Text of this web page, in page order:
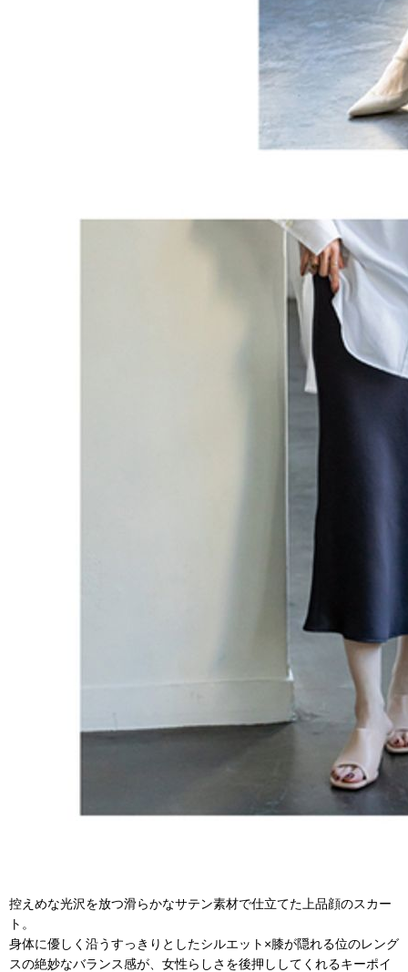
控えめな光沢を放つ滑らかなサテン素材で仕立てた上品顔のスカー
ト。
身体に優しく沿うすっきりとしたシルエット×膝が隠れる位のレング
スの絶妙なバランス感が、女性らしさを後押ししてくれるキーポイ